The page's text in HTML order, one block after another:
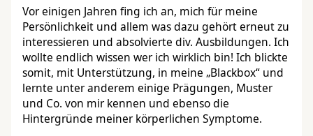
Vor einigen Jahren fing ich an, mich für meine
Persönlichkeit und allem was dazu gehört erneut zu
interessieren und absolvierte div. Ausbildungen. Ich
wollte endlich wissen wer ich wirklich bin! Ich blickte
somit, mit Unterstützung, in meine „Blackbox“ und
lernte unter anderem einige Prägungen, Muster
und Co. von mir kennen und ebenso die
Hintergründe meiner körperlichen Symptome.